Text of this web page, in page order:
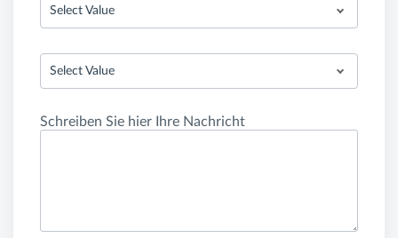
Select Value
Select Value
Schreiben Sie hier Ihre Nachricht